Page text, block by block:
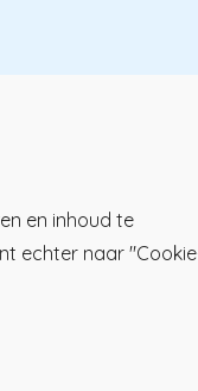
en inhoud te
echter naar